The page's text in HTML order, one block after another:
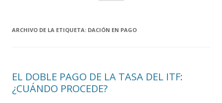
contenido
ARCHIVO DE LA ETIQUETA: DACIÓN EN PAGO
EL DOBLE PAGO DE LA TASA DEL ITF:
¿CUÁNDO PROCEDE?